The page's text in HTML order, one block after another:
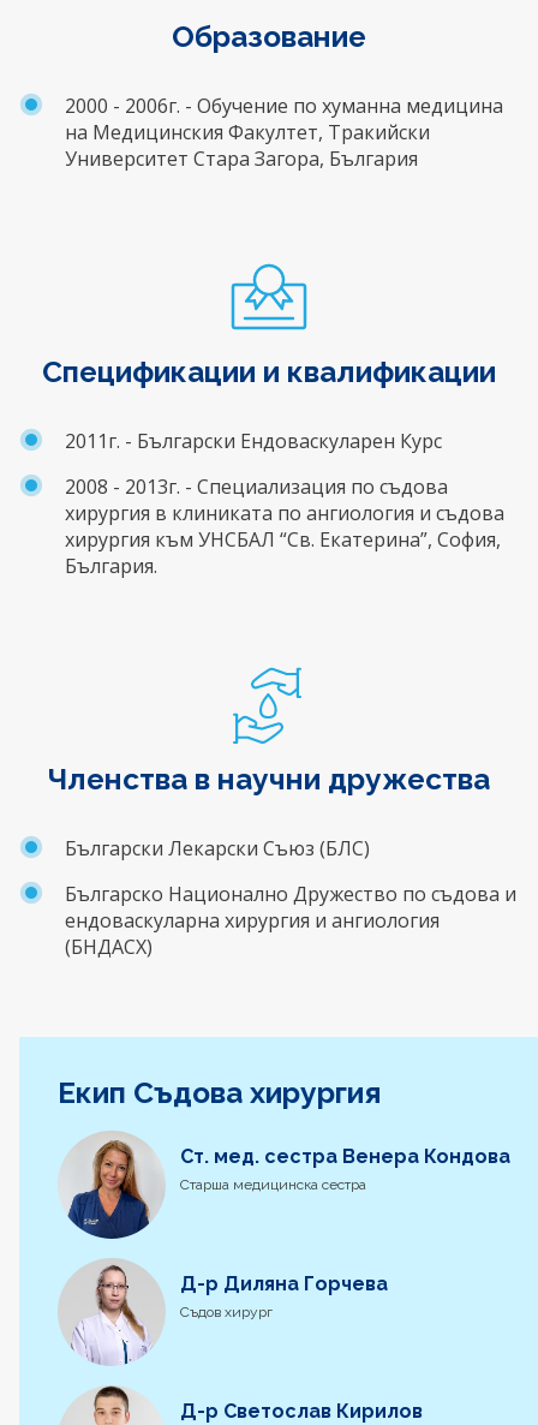
Образование
2000 - 2006г. - Обучение по хуманна медицина
на Медицинския Факултет, Тракийски
Университет Стара Загора, България
Спецификации и квалификации
2011г. - Български Ендоваскуларен Курс
2008 - 2013г. - Специализация по съдова
хирургия в клиниката по ангиология и съдова
хирургия към УНСБАЛ “Св. Екатерина”, София,
България.
Членства в научни дружества
Български Лекарски Съюз (БЛС)
Българско Национално Дружество по съдова и
ендоваскуларна хирургия и ангиология
(БНДАСХ)
Екип Съдова хирургия
Ст. мед. сестра Венера Кондова
Старша медицинска сестра
Д-р Диляна Горчева
Съдов хирург
Д-р Светослав Кирилов